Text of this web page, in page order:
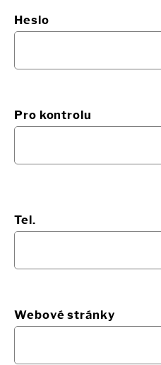
Heslo
Pro kontrolu
Tel.
Webové stránky